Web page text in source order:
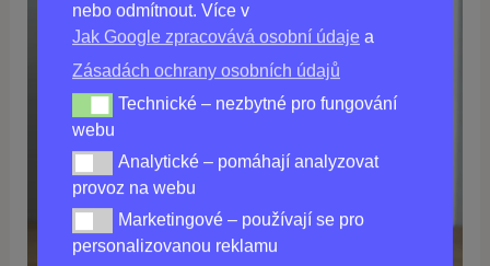
nebo odmítnout. Více v
Jak Google zpracovává osobní údaje a
Zásadách ochrany osobních údajů
Technické – nezbytné pro fungování webu
Technické – nezbytné pro fungování
webu
Analytické – pomáhají analyzovat provoz na webu
Analytické – pomáhají analyzovat
provoz na webu
Marketingové – používají se pro personalizovanou
Marketingové – používají se pro
personalizovanou reklamu